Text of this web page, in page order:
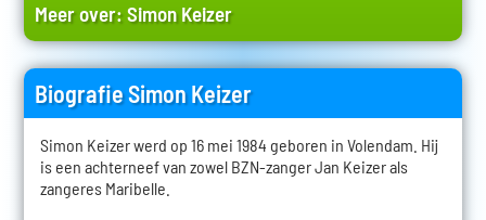
Meer over:Simon Keizer
Biografie Simon Keizer
Simon Keizer werd op 16 mei 1984 geboren in Volendam. Hij
is een achterneef van zowel BZN-zanger Jan Keizer als
zangeres Maribelle.